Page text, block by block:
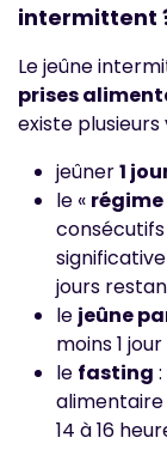
intermittent
Le jeûne
prises
existe
jeûner1
le « régime
jours
le jeûne
moins 1 jour
le fasting
alimentaire
14 à 16